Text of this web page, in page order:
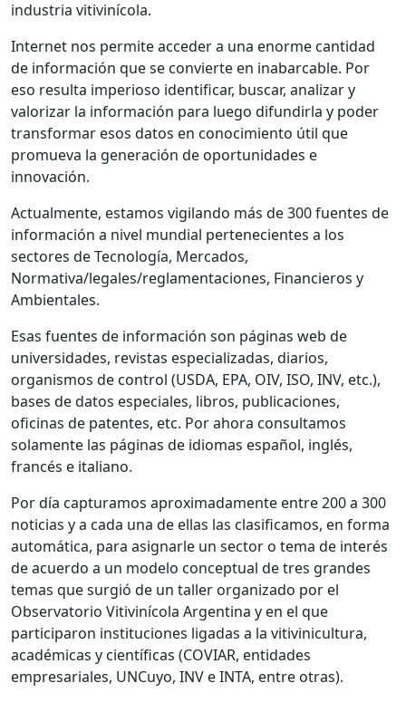
industria vitivinícola.
Internet nos permite acceder a una enorme cantidad
de información que se convierte en inabarcable. Por
eso resulta imperioso identificar, buscar, analizar y
valorizar la información para luego difundirla y poder
transformar esos datos en conocimiento útil que
promueva la generación de oportunidades e
innovación.
Actualmente, estamos vigilando más de 300 fuentes de
información a nivel mundial pertenecientes a los
sectores de Tecnología, Mercados,
Normativa/legales/reglamentaciones, Financieros y
Ambientales.
Esas fuentes de información son páginas web de
universidades, revistas especializadas, diarios,
organismos de control (USDA, EPA, OIV, ISO, INV, etc.),
bases de datos especiales, libros, publicaciones,
oficinas de patentes, etc. Por ahora consultamos
solamente las páginas de idiomas español, inglés,
francés e italiano.
Por día capturamos aproximadamente entre 200 a 300
noticias y a cada una de ellas las clasificamos, en forma
automática, para asignarle un sector o tema de interés
de acuerdo a un modelo conceptual de tres grandes
temas que surgió de un taller organizado por el
Observatorio Vitivinícola Argentina y en el que
participaron instituciones ligadas a la vitivinicultura,
académicas y científicas (COVIAR, entidades
empresariales, UNCuyo, INV e INTA, entre otras).